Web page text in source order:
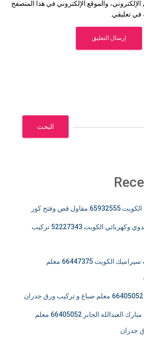
والموقع الإلكتروني في هذا المتصفح
في تعليقي.
البحث
قص وفتح كور
فني تركيب شتر يدوي وكهربائي الكويت 52227343 تركيب
فني تركيب باركيه سيراميك الكويت 66447375 معلم
دهان صباغ ضاحية مبارك العبدالله الجابر 66405052 معلم
جدران